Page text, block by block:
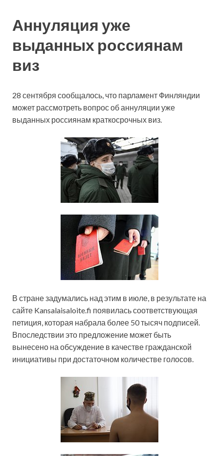
Аннуляция уже
выданных россиянам
виз
28 сентября сообщалось, что парламент Финляндии
может рассмотреть вопрос об аннуляции уже
выданных россиянам краткосрочных виз.
В стране задумались над этим в июле, в результате на
сайте Kansalaisaloite.fi появилась соответствующая
петиция, которая набрала более 50 тысяч подписей.
Впоследствии это предложение может быть
вынесено на обсуждение в качестве гражданской
инициативы при достаточном количестве голосов.